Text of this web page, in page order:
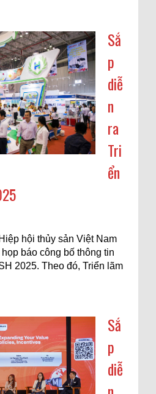
Sắ
p
diễ
n
ra
Tri
ển
hội thủy sản Việt Nam
báo công bố thông tin
2025. Theo đó, Triển lãm
Sắ
p
diễ